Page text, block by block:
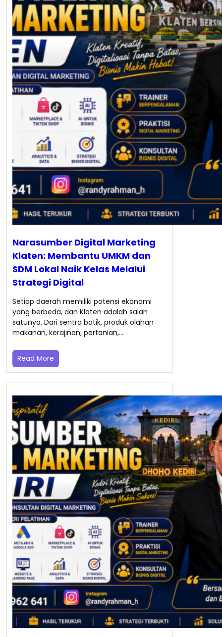
Narasumber Digital Marketing
Klaten: Membantu UMKM dan
SDM Lokal Naik Kelas Melalui
Strategi Digital
Setiap daerah memiliki potensi ekonomi
yang berbeda, dan Klaten adalah salah
satunya. Dari sentra batik, produk olahan
makanan, kerajinan, pertanian,…
Read More